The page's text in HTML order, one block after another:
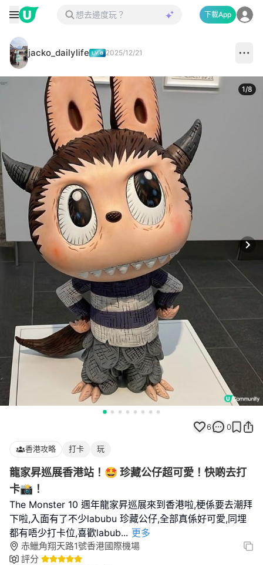
下載App
jacko_dailylife 2025/12/21
1/8
6 0
香港攻略 打卡 玩
龍家昇巡展香港站！🤩 珍藏公仔超可愛！快啲去打
卡📸！
The Monster 10 週年龍家昇巡展來到香港啦,梗係要去潮拜
下啦,入面有了不少labubu 珍藏公仔,全部真係好可愛,同埋
都有唔少打卡位,喜歡labub... 更多
赤鱲角翔天路1號香港國際機場
評分